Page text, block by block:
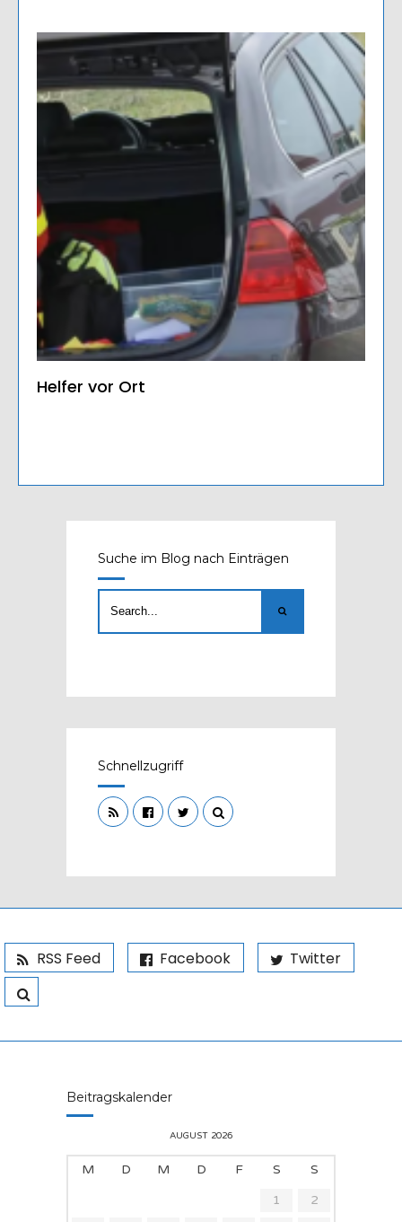
Helfer vor Ort
Suche im Blog nach Einträgen
Schnellzugriff
RSS Feed Facebook Twitter
Beitragskalender
AUGUST 2026
M D M D F S
S
1
2